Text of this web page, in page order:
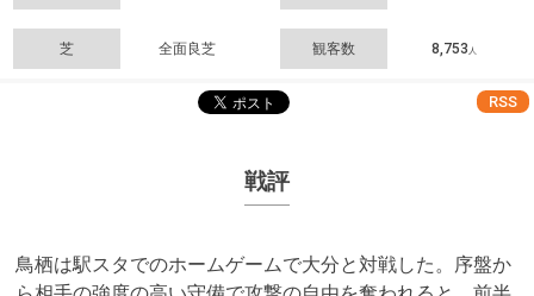
芝 全面良芝 観客数 8,753 人
RSS
戦評
鳥栖は駅スタでのホームゲームで大分と対戦した。序盤か